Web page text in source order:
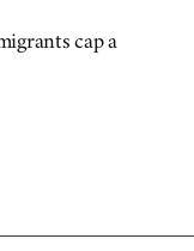
cap a